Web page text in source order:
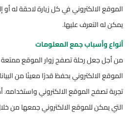
الموقع الالكتروني في كل زيارة لاحقة له
يمكن له التعرف عليها.
أنواع وأسباب جمع المعلومات
من أجل جعل رحلة تصفح زوار الموقع
الموقع الالكتروني بحفظ قدرًا معينًا من
تجربة تصفح الموقع الالكتروني واستخدامه.
التي يمكن للموقع الالكتروني جمعها من